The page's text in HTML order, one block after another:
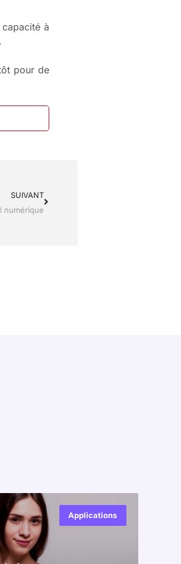
à
pour de
SUIVANT
numérique
Applications